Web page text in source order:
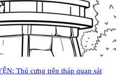
Thú cưng trên tháp quan sát